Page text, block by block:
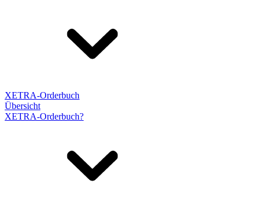
XETRA-Orderbuch
Übersicht
XETRA-Orderbuch?